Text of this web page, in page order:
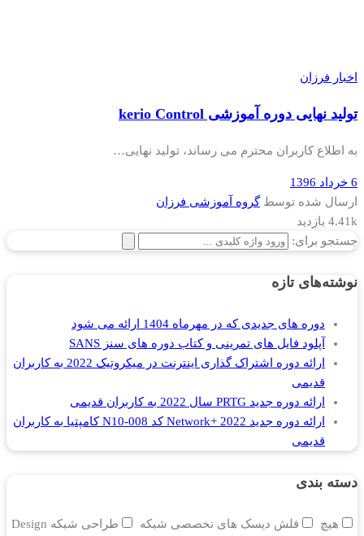
اخبار فرزان
تولید نهایی دوره آموزشی kerio Control
به اطلاع کاربران محترم می رساند، تولید نهایی…
6 خرداد 1396
ارسال شده توسطگروه آموزشی فرزان
4.41k بازدید
جستجو برای:
نوشته‌های تازه
دوره های جدیدی که در مهرماه 1404 ارائه می شود
آپلود فایل های تمرینی و کتاب دوره های سنز SANS
ارائه دوره اشتراک گذاری اینترنت در میکروتیک 2022 به کاربران
قدیمی
ارائه دوره جدید PRTG سال 2022 به کاربران قدیمی
ارائه دوره جدید Network+ 2022 کد N10-008 کامپتیا به کاربران
قدیمی
دسته بندی
هیچ فلش دیسک های تخصصی شبکه
طراحی شبکه Design